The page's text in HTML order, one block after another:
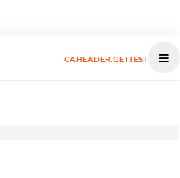
CAHEADER.GETTEST